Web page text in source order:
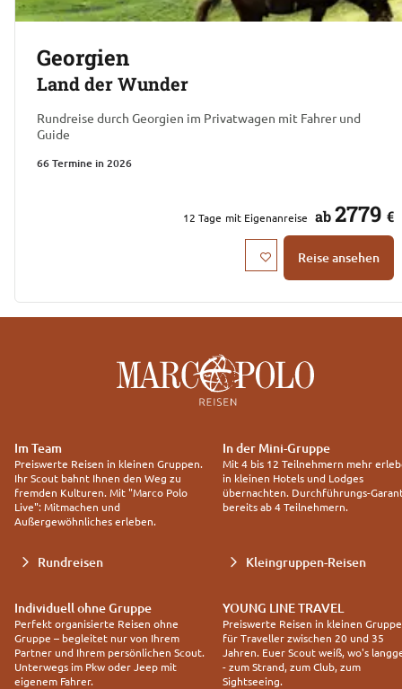
Georgien
Land der Wunder
Rundreise durch Georgien im Privatwagen mit Fahrer und
Guide
66 Termine in 2026
12 Tage mit Eigenanreise ab2779 €
Reise ansehen
Im Team
Preiswerte Reisen in kleinen Gruppen.
Ihr Scout bahnt Ihnen den Weg zu
fremden Kulturen. Mit "Marco Polo
Live": Mitmachen und
Außergewöhnliches erleben.
Rundreisen
In der Mini-Gruppe
Mit 4 bis 12 Teilnehmern mehr
in kleinen Hotels und Lodges
übernachten. Durchführungs-
bereits ab 4 Teilnehmern.
Kleingruppen-Reisen
Individuell ohne Gruppe
Perfekt organisierte Reisen ohne
Gruppe – begleitet nur von Ihrem
Partner und Ihrem persönlichen Scout.
Unterwegs im Pkw oder Jeep mit
eigenem Fahrer.
YOUNG LINE TRAVEL
Preiswerte Reisen in kleinen
für Traveller zwischen 20 und 35
Jahren. Euer Scout weiß, wo's
- zum Strand, zum Club, zum
Sightseeing.